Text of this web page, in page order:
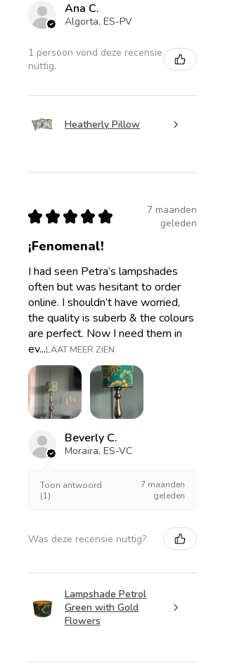
Ana C.
Algorta, ES-PV
1 persoon vond deze recensie
nuttig.
Heatherly Pillow
★ ★ ★ ★ ★
7 maanden
geleden
¡Fenomenal!
I had seen Petra’s lampshades
often but was hesitant to order
online. I shouldn’t have worried,
the quality is suberb & the colours
are perfect. Now I need them in
ev...LAAT MEER ZIEN
Beverly C.
Moraira, ES-VC
Toon antwoord
(1)
7 maanden
geleden
Was deze recensie nuttig?
Lampshade Petrol
Green with Gold
Flowers